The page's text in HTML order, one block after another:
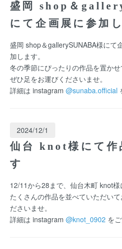
盛岡 shop＆
にて企画展に参加
盛岡 shop＆gallerySUNABA様にて
加します。
冬の季節にぴったりの作品を置かせ
ぜひ足をお運びくださいませ。
詳細は instagram @sunaba.official
2024/12/1
仙台 knot様にて作
す
12/11から28まで、仙台木町 knot様
たくさんの作品を並べていただい
ださいませ。
詳細は instagram @knot_0902 を